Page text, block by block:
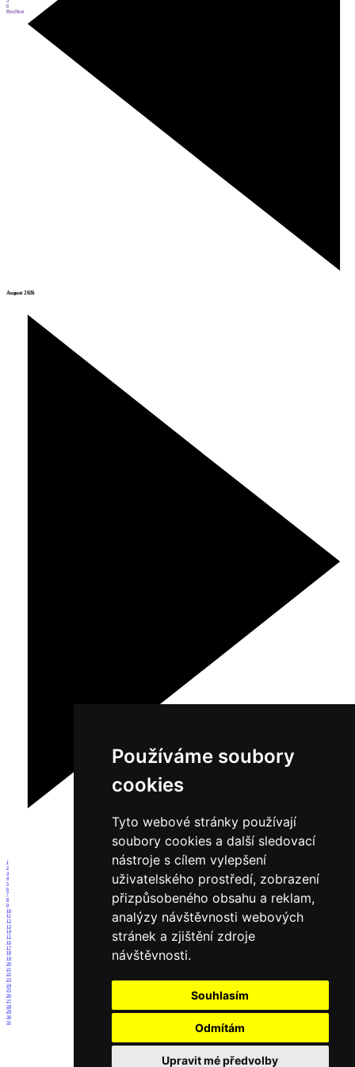
Používáme soubory
cookies
Tyto webové stránky používají
soubory cookies a další sledovací
nástroje s cílem vylepšení
uživatelského prostředí, zobrazení
přizpůsobeného obsahu a reklam,
analýzy návštěvnosti webových
stránek a zjištění zdroje
návštěvnosti.
Souhlasím
Odmítám
Upravit mé předvolby
August 2026
1
2
3
4
5
6
7
8
9
10
11
12
13
14
15
16
17
18
19
20
21
22
23
24
25
26
27
28
29
30
31
6
PrevNext